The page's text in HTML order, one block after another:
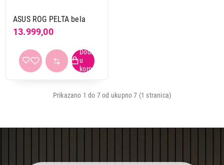
ASUS ROG PELTA bela
13.999,00
Prikazano 1 do 7 od ukupno 7 (1 stranica)
Ukupno u korpi: